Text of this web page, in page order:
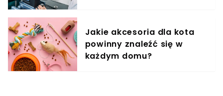
Jakie akcesoria dla kota
powinny znaleźć się w
każdym domu?